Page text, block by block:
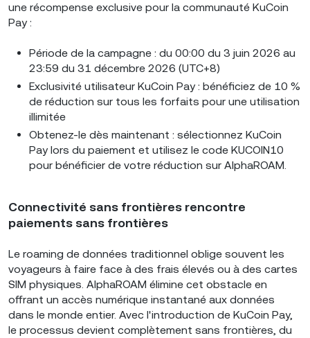
une récompense exclusive pour la communauté KuCoin
Pay :
Période de la campagne : du 00:00 du 3 juin 2026 au
23:59 du 31 décembre 2026 (UTC+8)
Exclusivité utilisateur KuCoin Pay : bénéficiez de 10 %
de réduction sur tous les forfaits pour une utilisation
illimitée
Obtenez-le dès maintenant : sélectionnez KuCoin
Pay lors du paiement et utilisez le code KUCOIN10
pour bénéficier de votre réduction sur AlphaROAM.
Connectivité sans frontières rencontre
paiements sans frontières
Le roaming de données traditionnel oblige souvent les
voyageurs à faire face à des frais élevés ou à des cartes
SIM physiques. AlphaROAM élimine cet obstacle en
offrant un accès numérique instantané aux données
dans le monde entier. Avec l'introduction de KuCoin Pay,
le processus devient complètement sans frontières, du